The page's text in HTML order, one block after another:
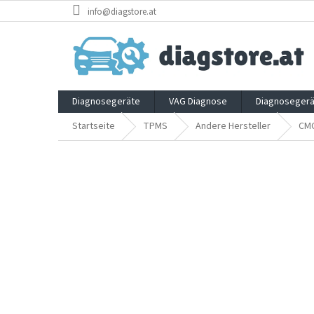
Inhalt
info@diagstore.at
Diagnosegeräte VAG Diagnose
Startseite
TPMS Andere Hersteller